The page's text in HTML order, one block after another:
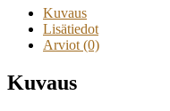
Kuvaus
Lisätiedot
Arviot (0)
Kuvaus